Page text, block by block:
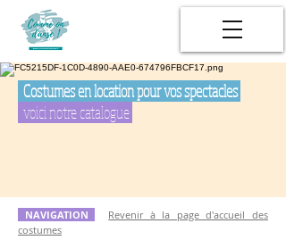
Costumes en location pour vos spectacles
voici notre catalogue
NAVIGATION
Revenir à la page d'accueil des
costumes